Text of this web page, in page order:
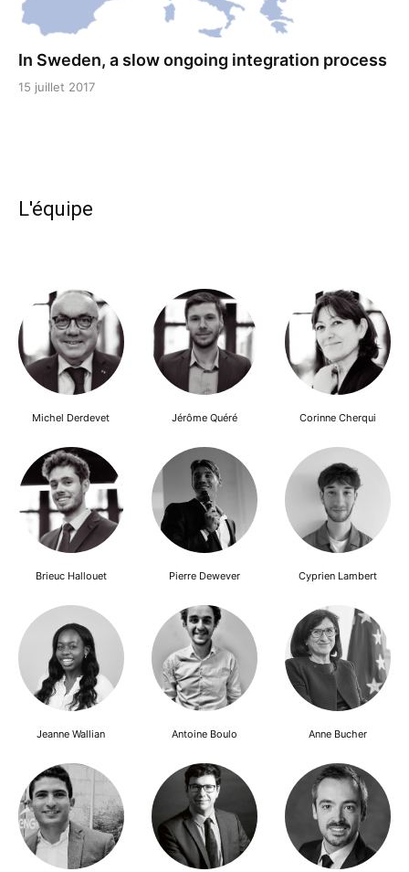
In Sweden, a slow ongoing integration process
15 juillet 2017
L'équipe
Michel Derdevet Jérôme Quéré Corinne Cherqui
Brieuc Hallouet Pierre Dewever Cyprien Lambert
Jeanne Wallian Antoine Boulo Anne Bucher